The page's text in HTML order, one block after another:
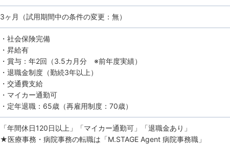
3ヶ月（試用期間中の条件の変更：無）
・社会保険完備
・昇給有
・賞与：年2回（3.5カ月分 ※前年度実績）
・退職金制度（勤続3年以上）
・交通費支給
・マイカー通勤可
・定年退職：65歳（再雇用制度：70歳）
「年間休日120日以上」「マイカー通勤可」「退職金あり」
★医療事務・病院事務の転職は「M.STAGE Agent 病院事務職」